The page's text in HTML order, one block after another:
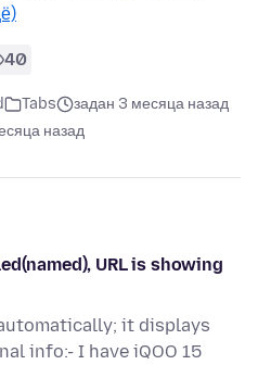
40
Tabs
задан 3 месяца назад
назад
URL is showing
it displays
info:- I have iQOO 15